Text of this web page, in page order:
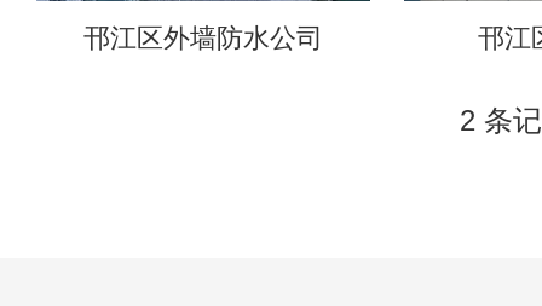
邗江区外墙防水公司 邗江
2 条